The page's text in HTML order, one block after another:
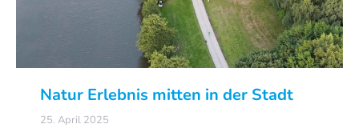
Natur Erlebnis mitten in der Stadt
25. April 2025